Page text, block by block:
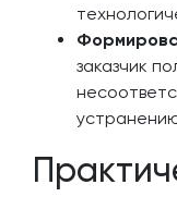
заказчик